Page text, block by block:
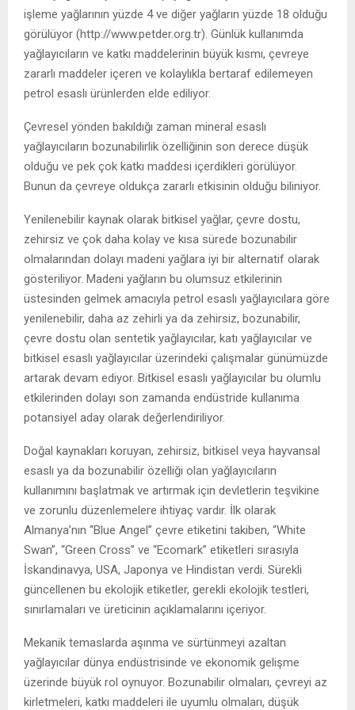
işleme yağlarının yüzde 4 ve diğer yağların yüzde 18 olduğu
görülüyor (http://www.petder.org.tr). Günlük kullanımda
yağlayıcıların ve katkı maddelerinin büyük kısmı, çevreye
zararlı maddeler içeren ve kolaylıkla bertaraf edilemeyen
petrol esaslı ürünlerden elde ediliyor.
Çevresel yönden bakıldığı zaman mineral esaslı
yağlayıcıların bozunabilirlik özelliğinin son derece düşük
olduğu ve pek çok katkı maddesi içerdikleri görülüyor.
Bunun da çevreye oldukça zararlı etkisinin olduğu biliniyor.
Yenilenebilir kaynak olarak bitkisel yağlar, çevre dostu,
zehirsiz ve çok daha kolay ve kısa sürede bozunabilir
olmalarından dolayı madeni yağlara iyi bir alternatif olarak
gösteriliyor. Madeni yağların bu olumsuz etkilerinin
üstesinden gelmek amacıyla petrol esaslı yağlayıcılara göre
yenilenebilir, daha az zehirli ya da zehirsiz, bozunabilir,
çevre dostu olan sentetik yağlayıcılar, katı yağlayıcılar ve
bitkisel esaslı yağlayıcılar üzerindeki çalışmalar günümüzde
artarak devam ediyor. Bitkisel esaslı yağlayıcılar bu olumlu
etkilerinden dolayı son zamanda endüstride kullanıma
potansiyel aday olarak değerlendiriliyor.
Doğal kaynakları koruyan, zehirsiz, bitkisel veya hayvansal
esaslı ya da bozunabilir özelliği olan yağlayıcıların
kullanımını başlatmak ve artırmak için devletlerin teşvikine
ve zorunlu düzenlemelere ihtiyaç vardır. İlk olarak
Almanya’nın “Blue Angel” çevre etiketini takiben, “White
Swan”, “Green Cross” ve “Ecomark” etiketleri sırasıyla
İskandinavya, USA, Japonya ve Hindistan verdi. Sürekli
güncellenen bu ekolojik etiketler, gerekli ekolojik testleri,
sınırlamaları ve üreticinin açıklamalarını içeriyor.
Mekanik temaslarda aşınma ve sürtünmeyi azaltan
yağlayıcılar dünya endüstrisinde ve ekonomik gelişme
üzerinde büyük rol oynuyor. Bozunabilir olmaları, çevreyi az
kirletmeleri, katkı maddeleri ile uyumlu olmaları, düşük